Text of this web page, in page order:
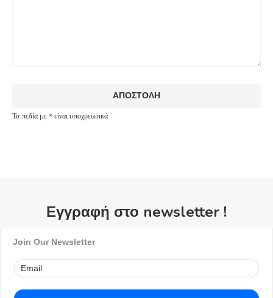
Τα πεδία με * είναι υποχρεωτικά
Εγγραφή στο newsletter !
Join Our Newsletter